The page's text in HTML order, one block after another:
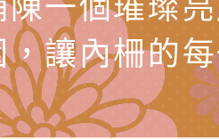
」、「青少
「親密關係
祖孫樂淘桃
落實保護青
市政府LED
託播影片
市政府家庭
資訊
市政府LED
陳一個璀璨
，讓內柵的